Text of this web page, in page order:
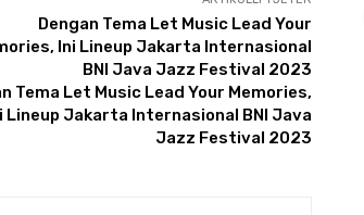
Tema Let Music Lead Your Memories,
Lineup Jakarta Internasional BNI Java
Jazz Festival 2023